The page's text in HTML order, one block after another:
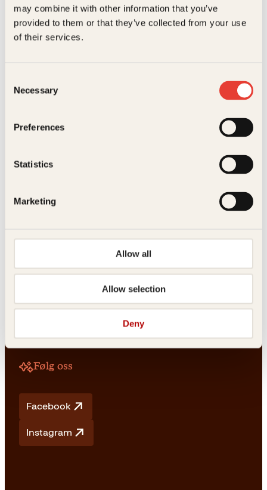
may combine it with other information that you’ve
provided to them or that they’ve collected from your use
of their services.
Selection
Necessary
Preferences
Statistics
Marketing
Allow all
Allow selection
Deny
For bokhandlere og forfattere
salg@kagge.no
23 11 82 80
Generelle henvendelser
post@kagge.no
0158 Oslo
Vilkår og betingelser
Angrerett og retur
Følg oss
Facebook
Instagram